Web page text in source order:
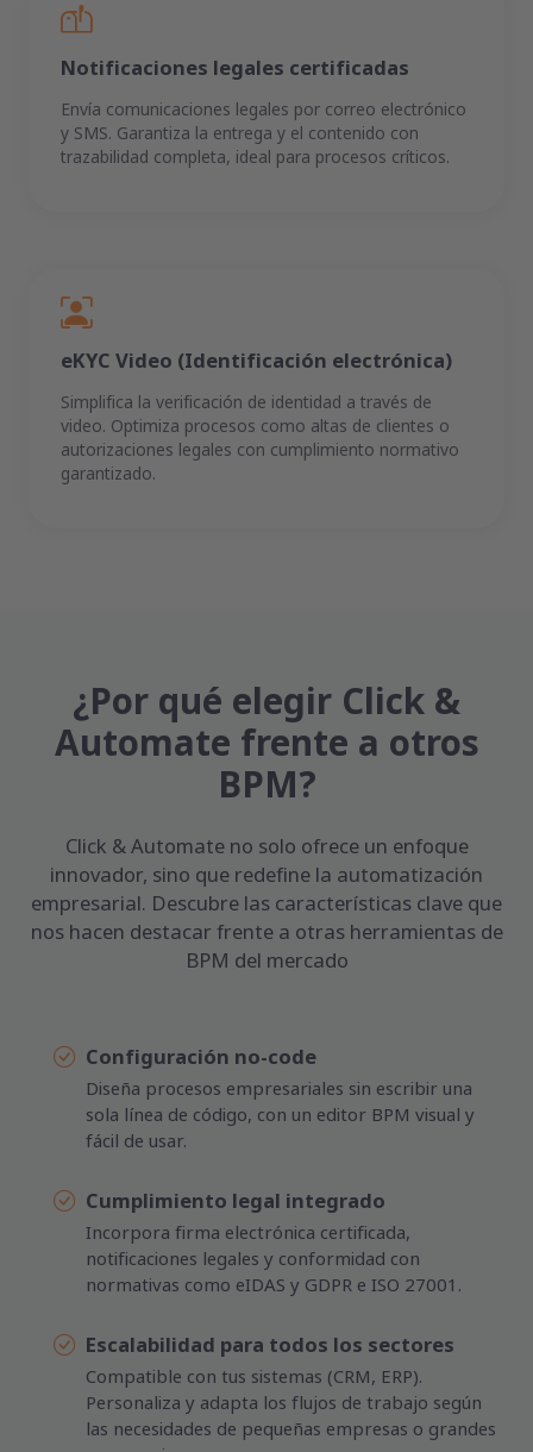
Notificaciones legales certificadas
Envía comunicaciones legales por correo electrónico
y SMS. Garantiza la entrega y el contenido con
trazabilidad completa, ideal para procesos críticos.
eKYC Video (Identificación electrónica)
Simplifica la verificación de identidad a través de
video. Optimiza procesos como altas de clientes o
autorizaciones legales con cumplimiento normativo
garantizado.
¿Por qué elegir Click &
Automate frente a otros
BPM?
Click & Automate no solo ofrece un enfoque
innovador, sino que redefine la automatización
empresarial. Descubre las características clave que
nos hacen destacar frente a otras herramientas de
BPM del mercado
Configuración no-code
Diseña procesos empresariales sin escribir una
sola línea de código, con un editor BPM visual y
fácil de usar.
Cumplimiento legal integrado
Incorpora firma electrónica certificada,
notificaciones legales y conformidad con
normativas como eIDAS y GDPR e ISO 27001.
Escalabilidad para todos los sectores
Compatible con tus sistemas (CRM, ERP).
Personaliza y adapta los flujos de trabajo según
las necesidades de pequeñas empresas o grandes